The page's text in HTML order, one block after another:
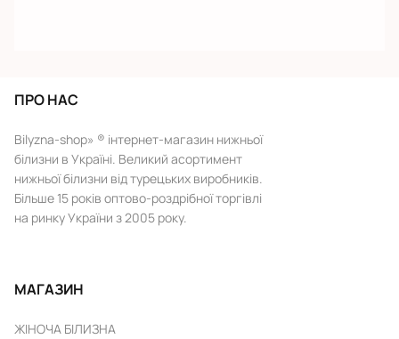
ПРО НАС
Bilyzna-shop» ® інтернет-магазин нижньої
білизни в Україні. Великий асортимент
нижньої білизни від турецьких виробників.
Більше 15 років оптово-роздрібної торгівлі
на ринку України з 2005 року.
МАГАЗИН
ЖІНОЧА БІЛИЗНА